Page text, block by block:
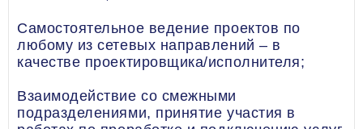
Самостоятельное ведение проектов по
любому из сетевых направлений – в
качестве проектировщика/исполнителя;
Взаимодействие со смежными
подразделениями, принятие участия в